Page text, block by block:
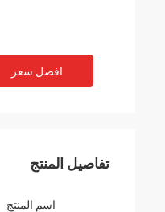
افضل سعر
تفاصيل المنتج
اسم المنتج